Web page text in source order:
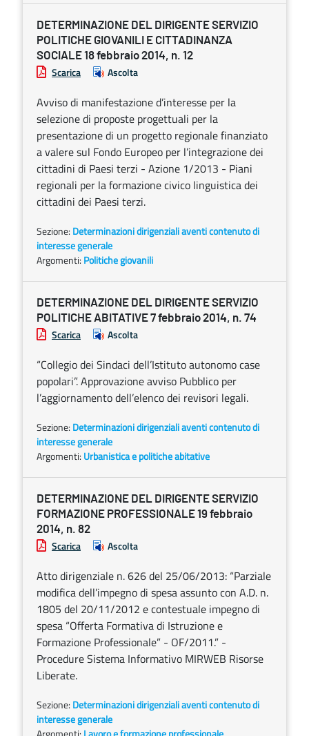
DETERMINAZIONE DEL DIRIGENTE SERVIZIO
POLITICHE GIOVANILI E CITTADINANZA
SOCIALE 18 febbraio 2014, n. 12
Scarica Ascolta
Avviso di manifestazione d’interesse per la
selezione di proposte progettuali per la
presentazione di un progetto regionale finanziato
a valere sul Fondo Europeo per l’integrazione dei
cittadini di Paesi terzi - Azione 1/2013 - Piani
regionali per la formazione civico linguistica dei
cittadini dei Paesi terzi.
Sezione: Determinazioni dirigenziali aventi contenuto di
interesse generale
Argomenti: Politiche giovanili
DETERMINAZIONE DEL DIRIGENTE SERVIZIO
POLITICHE ABITATIVE 7 febbraio 2014, n. 74
Scarica Ascolta
“Collegio dei Sindaci dell’Istituto autonomo case
popolari”. Approvazione avviso Pubblico per
l’aggiornamento dell’elenco dei revisori legali.
Sezione: Determinazioni dirigenziali aventi contenuto di
interesse generale
Argomenti: Urbanistica e politiche abitative
DETERMINAZIONE DEL DIRIGENTE SERVIZIO
FORMAZIONE PROFESSIONALE 19 febbraio
2014, n. 82
Scarica Ascolta
Atto dirigenziale n. 626 del 25/06/2013: “Parziale
modifica dell’impegno di spesa assunto con A.D. n.
1805 del 20/11/2012 e contestuale impegno di
spesa “Offerta Formativa di Istruzione e
Formazione Professionale” - OF/2011.” -
Procedure Sistema Informativo MIRWEB Risorse
Liberate.
Sezione: Determinazioni dirigenziali aventi contenuto di
interesse generale